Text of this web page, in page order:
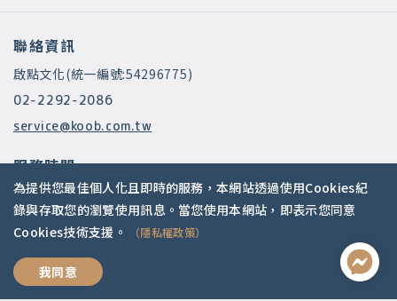
專業有價
聯絡資訊
啟點文化(統一編號:54296775)
02-2292-2086
service@koob.com.tw
服務時間
週一至週五 10:00-18:00
國定假日公休
快速連結
關於我們
為提供您最佳個人化且即時的服務，本網站透過使用Cookies紀
錄與存取您的瀏覽使用訊息。當您使用本網站，即表示您同意
Cookies技術支援。
（隱私權政策）
我同意